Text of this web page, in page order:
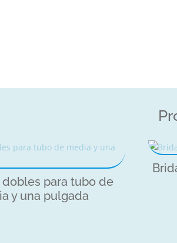
dobles para tubo de
y una pulgada